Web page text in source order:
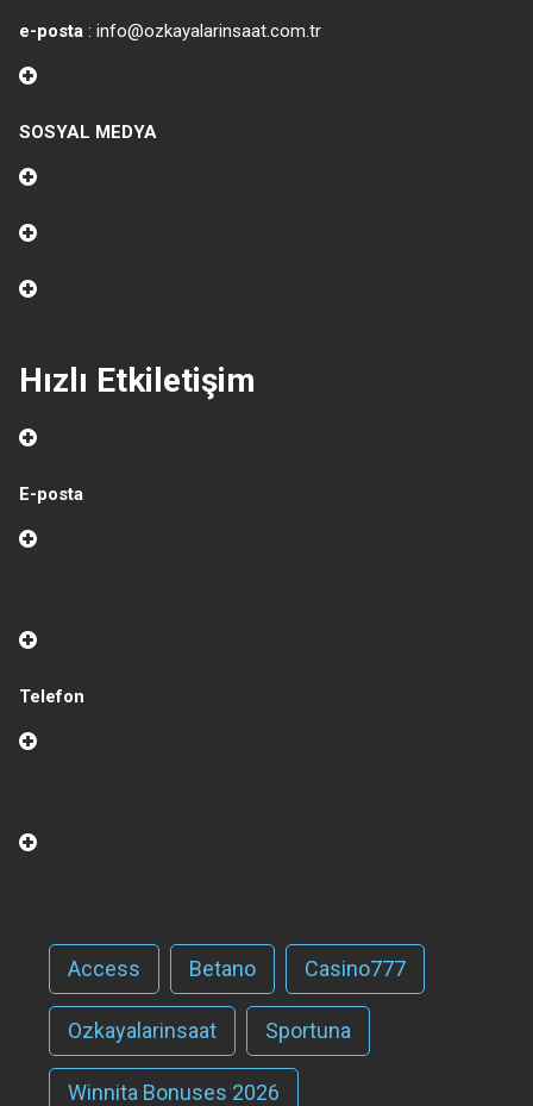
e-posta : info@ozkayalarinsaat.com.tr
SOSYAL MEDYA
Hızlı Etkiletişim
E-posta
Telefon
Access Betano Casino777
Ozkayalarinsaat Sportuna
Winnita Bonuses 2026